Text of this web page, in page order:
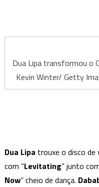
Dua Lipa transformou o
Kevin Winter/ Getty
Dua Lipa trouxe o disco
com “Levitating” junto
Now” cheio de dança.